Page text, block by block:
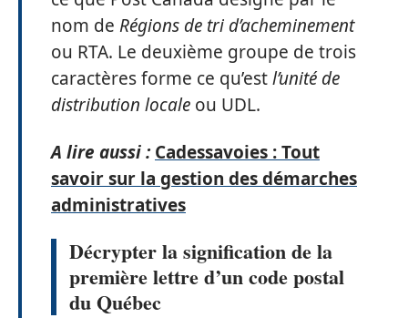
nom de Régions de tri d’acheminement
ou RTA. Le deuxième groupe de trois
caractères forme ce qu’estl’unité de
distribution locale ou UDL.
A lire aussi : Cadessavoies : Tout
savoir sur la gestion des démarches
administratives
Décrypter la signification de la
première lettre d’un code postal
du Québec